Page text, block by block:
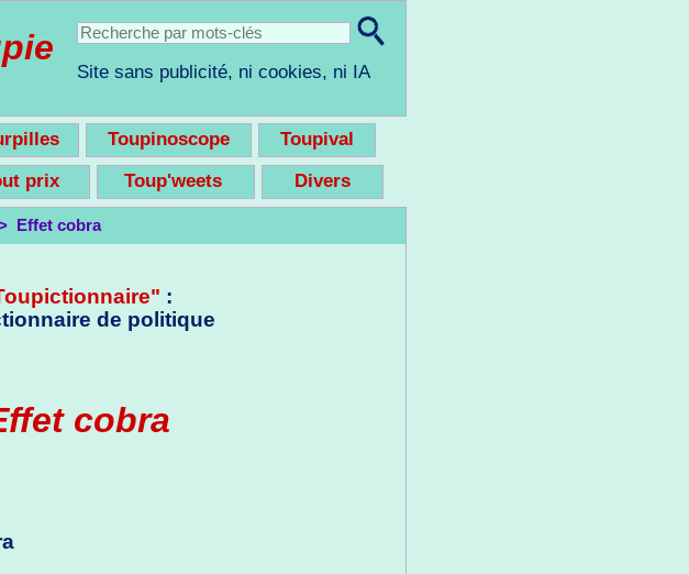
Site sans publicité, ni cookies, ni IA
Toupinoscope
Toupival
prix Toup'weets Divers
Effet cobra
:
de politique
cobra